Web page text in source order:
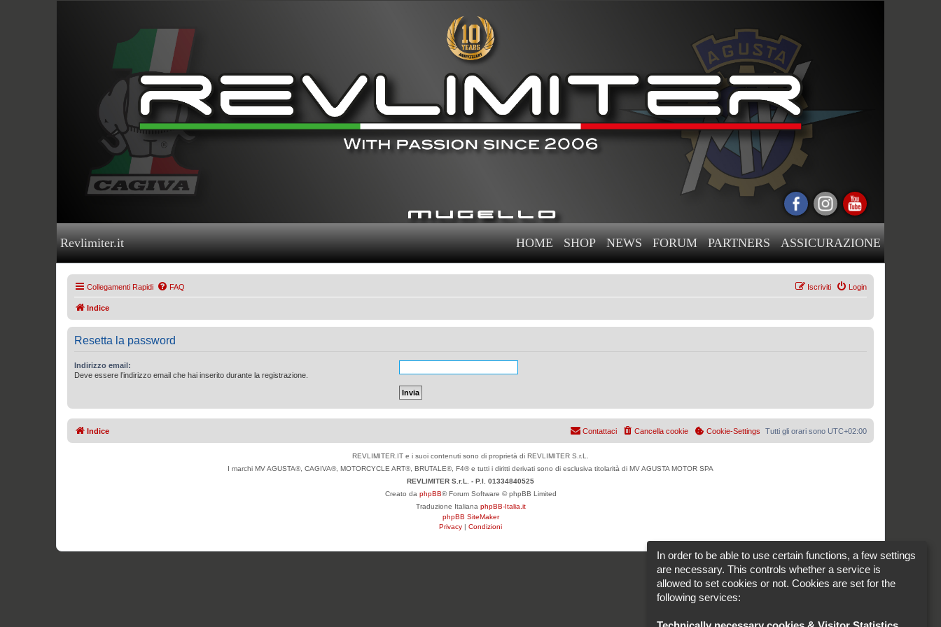
Revlimiter.it HOME SHOP NEWS FORUM PARTNERS ASSICURAZIONE
Collegamenti Rapidi FAQ Login
Iscriviti
Indice
Resetta la password
Indirizzo email:
Deve essere l’indirizzo email che hai inserito durante la registrazione.
Indice Tutti gli orari sono UTC+02:00
Cookie-Settings
Cancella cookie
Contattaci
REVLIMITER.IT e i suoi contenuti sono di proprietà di REVLIMITER S.r.L.
I marchi MV AGUSTA®, CAGIVA®, MOTORCYCLE ART®, BRUTALE®, F4® e tutti i diritti derivati sono di esclusiva titolarità di MV AGUSTA MOTOR SPA
REVLIMITER S.r.L. - P.I. 01334840525
Creato da phpBB® Forum Software © phpBB Limited
Traduzione Italiana phpBB-Italia.it
phpBB SiteMaker
Privacy | Condizioni
In order to be able to use certain functions, a few settings
are necessary. This controls whether a service is
allowed to set cookies or not. Cookies are set for the
following services: